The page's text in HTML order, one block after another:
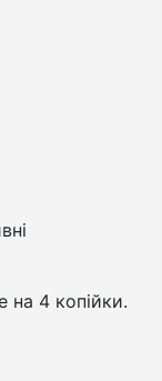
4 копійки.